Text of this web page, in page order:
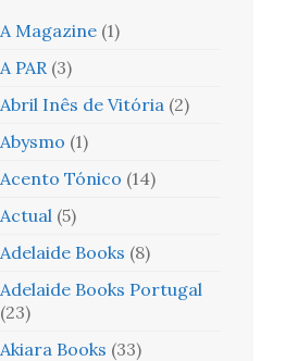
A Magazine (1)
A PAR (3)
Abril Inês de Vitória (2)
Abysmo (1)
Acento Tónico (14)
Actual (5)
Adelaide Books (8)
Adelaide Books Portugal
(23)
Akiara Books (33)